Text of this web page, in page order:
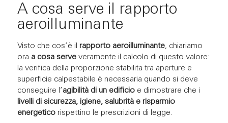
A cosa serve il rapporto
aeroilluminante
Visto che cos’è il rapporto aeroilluminante, chiariamo
ora a cosa serveveramente il calcolo di questo valore:
la verifica della proporzione stabilita tra aperture e
superficie calpestabile è necessaria quando si deve
conseguire l’agibilità di un edificioe dimostrare che i
livelli di sicurezza, igiene, salubrità e risparmio
energeticorispettino le prescrizioni di legge.